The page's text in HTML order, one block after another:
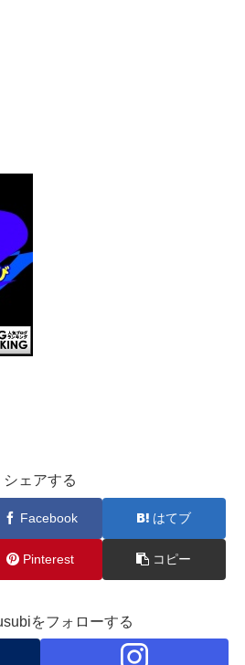
シェアする
Facebook はてブ
Pinterest コピー
をフォローする